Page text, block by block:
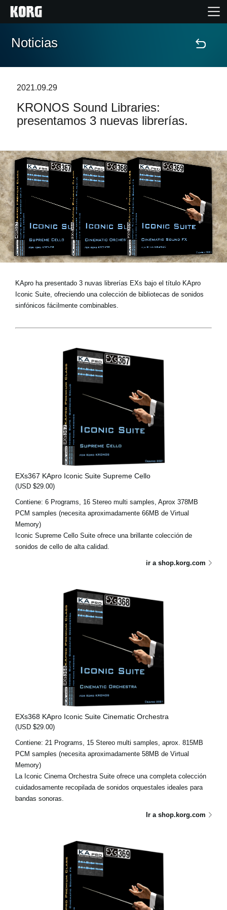
Inicio
Características
Soporte
Localizador de Tiendas
Ubicación
Acerca de KORG
Noticias
2021.09.29
KRONOS Sound Libraries:
presentamos 3 nuevas librerías.
KApro ha presentado 3 nuvas librerías EXs bajo el título KApro
Iconic Suite, ofreciendo una colección de bibliotecas de sonidos
sinfónicos fácilmente combinables.
EXs367 KApro Iconic Suite Supreme Cello
(USD $29.00)
Contiene: 6 Programs, 16 Stereo multi samples, Aprox 378MB
PCM samples (necesita aproximadamente 66MB de Virtual
Memory)
Iconic Supreme Cello Suite ofrece una brillante colección de
sonidos de cello de alta calidad.
ir a shop.korg.com
EXs368 KApro Iconic Suite Cinematic Orchestra
(USD $29.00)
Contiene: 21 Programs, 15 Stereo multi samples, aprox. 815MB
PCM samples (necesita aproximadamente 58MB de Virtual
Memory)
La Iconic Cinema Orchestra Suite ofrece una completa colección
cuidadosamente recopilada de sonidos orquestales ideales para
bandas sonoras.
Ir a shop.korg.com